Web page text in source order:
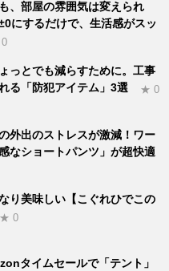
、部屋の雰囲気は変えられ
にするだけで、生活感がスッ
っとでも減らすために。工事
る「防犯アイテム」3選
★ 0
外出のストレスが激減！ワー
なショートパンツ」が超快適
り美味しい【こぐれひでこの
★ 0
タイムセールで「テント」